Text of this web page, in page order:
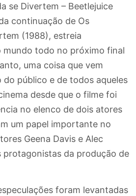
se Divertem – Beetlejuice
continuação de Os
(1988), estreia
mundo todo no próximo final
uma coisa que vem
público e de todos aqueles
desde que o filme foi
no elenco de dois atores
um papel importante no
Geena Davis e Alec
protagonistas da produção de
foram levantadas